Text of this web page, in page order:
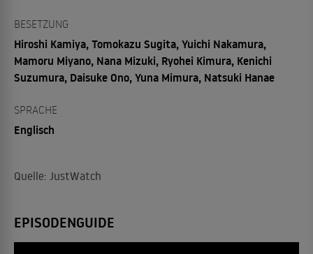
BESETZUNG
Hiroshi Kamiya, Tomokazu Sugita, Yuichi Nakamura,
Mamoru Miyano, Nana Mizuki, Ryohei Kimura, Kenichi
Suzumura, Daisuke Ono, Yuna Mimura, Natsuki Hanae
SPRACHE
Englisch
Quelle: JustWatch
EPISODENGUIDE